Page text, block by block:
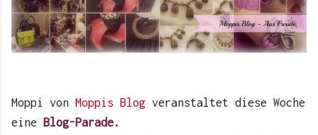
Moppi von Moppis Blog veranstaltet diese Woche
eine
Blog-Parade.